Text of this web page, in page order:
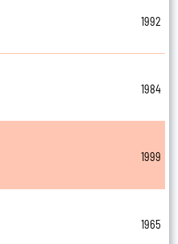
1992
1984
1999
1965